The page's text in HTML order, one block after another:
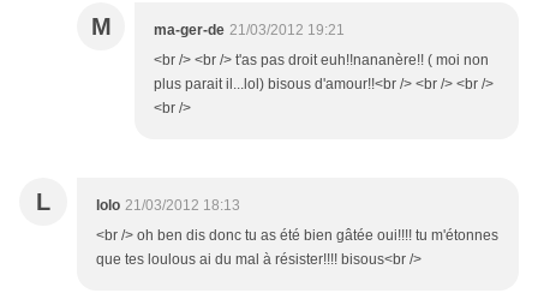
M ma-ger-de 21/03/2012 19:21
<br /> <br /> t'as pas droit euh!!nananère!! ( moi non
plus parait il...lol) bisous d'amour!!<br /> <br /> <br />
<br />
L lolo 21/03/2012 18:13
<br /> oh ben dis donc tu as été bien gâtée oui!!!! tu m'étonnes
que tes loulous ai du mal à résister!!!! bisous<br />